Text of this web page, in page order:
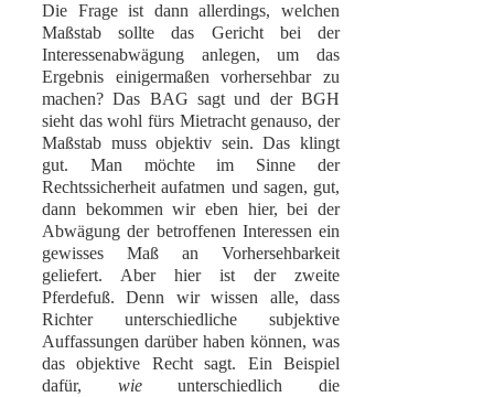
Die Frage ist dann allerdings, welchen
Maßstab sollte das Gericht bei der
Interessenabwägung anlegen, um das
Ergebnis einigermaßen vorhersehbar zu
machen? Das BAG sagt und der BGH
sieht das wohl fürs Mietracht genauso, der
Maßstab muss objektiv sein. Das klingt
gut. Man möchte im Sinne der
Rechtssicherheit aufatmen und sagen, gut,
dann bekommen wir eben hier, bei der
Abwägung der betroffenen Interessen ein
gewisses Maß an Vorhersehbarkeit
geliefert. Aber hier ist der zweite
Pferdefuß. Denn wir wissen alle, dass
Richter unterschiedliche subjektive
Auffassungen darüber haben können, was
das objektive Recht sagt. Ein Beispiel
dafür, wieunterschiedlich die